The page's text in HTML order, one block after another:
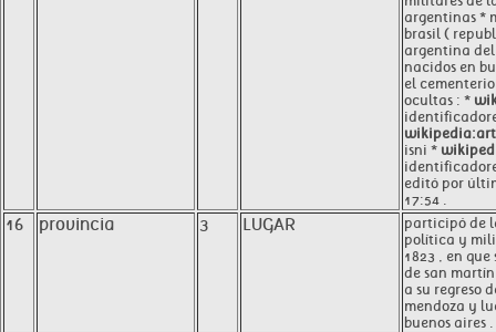
argentinas *
brasil (
argentina
nacidos en
el
ocultas : *
isni *
editó por
17:54 .
16 provincia 3 LUGAR
participó de
política y
1823 , en que
de san
a su regreso
mendoza y
buenos aires .